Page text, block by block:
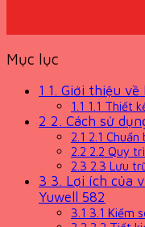
Mục lục
1 1. Giới thiệu
1.1 1.1 Thiết
2 2. Cách sử
2.1 2.1
2.2 2.2 Quy
2.3 2.3 Lưu
3 3. Lợi ích của
Yuwell 582
3.1 3.1 Kiểm